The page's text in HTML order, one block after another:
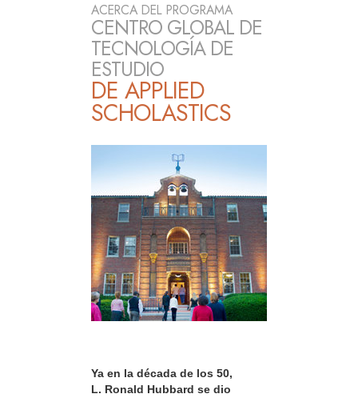
ACERCA DEL PROGRAMA
CENTRO GLOBAL DE
TECNOLOGÍA DE
ESTUDIO
DE APPLIED
SCHOLASTICS
Ya en la década de los 50,
L. Ronald Hubbard se dio